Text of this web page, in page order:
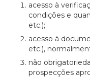
acesso à
condições e
etc.);
acesso à
etc.),
não
prospecções